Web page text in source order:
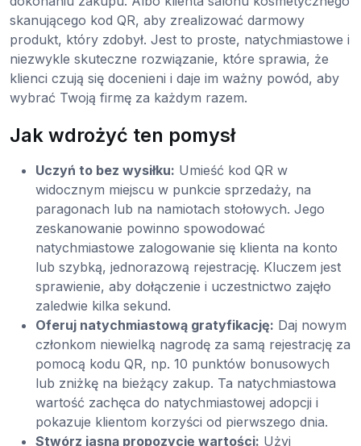
skanującego kod QR, aby zrealizować darmowy
produkt, który zdobył. Jest to proste, natychmiastowe i
niezwykle skuteczne rozwiązanie, które sprawia, że
klienci czują się docenieni i daje im ważny powód, aby
wybrać Twoją firmę za każdym razem.
Jak wdrożyć ten pomysł
Uczyń to bez wysiłku: Umieść kod QR w
widocznym miejscu w punkcie sprzedaży, na
paragonach lub na namiotach stołowych. Jego
zeskanowanie powinno spowodować
natychmiastowe zalogowanie się klienta na konto
lub szybką, jednorazową rejestrację. Kluczem jest
sprawienie, aby dołączenie i uczestnictwo zajęło
zaledwie kilka sekund.
Oferuj natychmiastową gratyfikację: Daj nowym
członkom niewielką nagrodę za samą rejestrację za
pomocą kodu QR, np. 10 punktów bonusowych
lub zniżkę na bieżący zakup. Ta natychmiastowa
wartość zachęca do natychmiastowej adopcji i
pokazuje klientom korzyści od pierwszego dnia.
Stwórz jasną propozycję wartości: Użyj